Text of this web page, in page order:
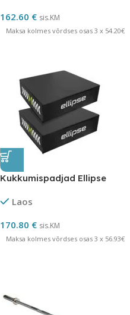
162.60 € sis.KM
Maksa kolmes võrdses osas 3 x 54.20€
Kukkumispadjad Ellipse
Laos
170.80 € sis.KM
Maksa kolmes võrdses osas 3 x 56.93€